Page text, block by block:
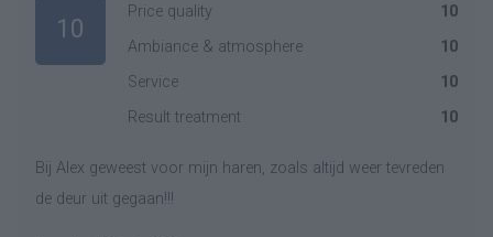
10
Price quality
10
Ambiance & atmosphere
10
Service
10
Result treatment
10
Bij Alex geweest voor mijn haren, zoals altijd weer tevreden
de deur uit gegaan!!!